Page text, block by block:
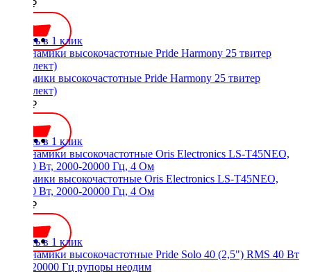
2000 ₽
Купить в 1 клик
Динамики высокочастотные Pride Harmony 25 твитер
(комплект)
3300 ₽
Купить в 1 клик
Динамики высокочастотные Oris Electronics LS-T45NEO,
50/100 Вт, 2000-20000 Гц, 4 Ом
5200 ₽
Купить в 1 клик